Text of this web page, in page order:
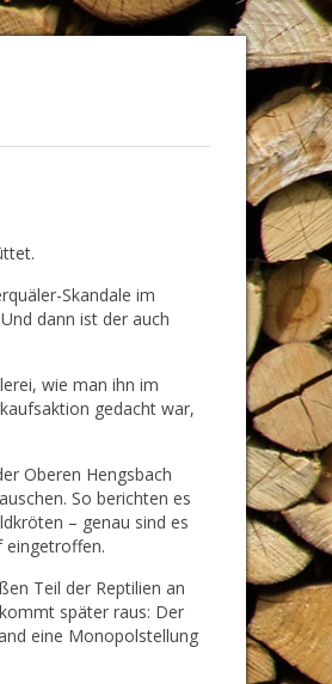
Skandale im
dann ist der auch
wie man ihn im
gedacht war,
Oberen Hengsbach
So berichten es
– genau sind es
eingetroffen.
Teil der Reptilien an
später raus: Der
eine Monopolstellung